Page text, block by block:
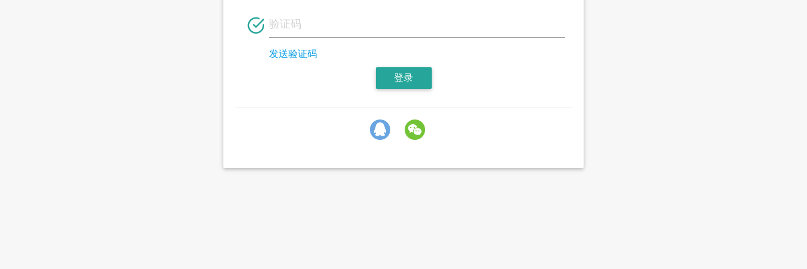
发送验证码
登录